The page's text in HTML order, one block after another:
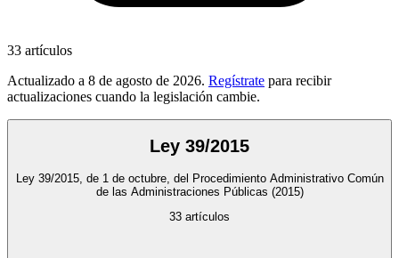
33 artículos
Actualizado a 8 de agosto de 2026. Regístrate para recibir
actualizaciones cuando la legislación cambie.
Ley 39/2015
Ley 39/2015, de 1 de octubre, del Procedimiento Administrativo Común
de las Administraciones Públicas (2015)
33 artículos